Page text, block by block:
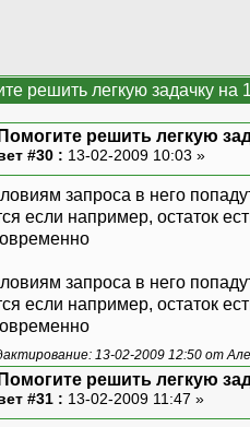
решить легкую задачку на
решить легкую
#30 : 13-02-2009 10:03 »
запроса в него
если например, остаток
запроса в него
если например, остаток
13-02-2009 12:50 от
решить легкую
#31 : 13-02-2009 11:47 »